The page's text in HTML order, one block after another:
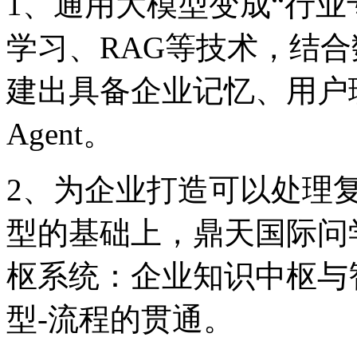
学习、RAG等技术，结
建出具备企业记忆、
Agent。
2、为企业打造可以处
型的基础上，鼎天国
枢系统：企业知识中枢
型-流程的贯通。